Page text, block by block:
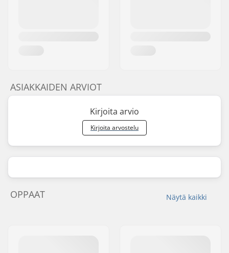
ASIAKKAIDEN ARVIOT
Kirjoita arvio
Kirjoita arvostelu
Näytä kaikki
OPPAAT